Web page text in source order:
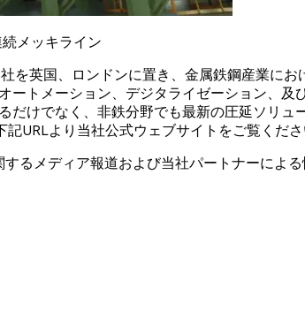
メッキライン
を英国、ロンドンに置き、金属鉄鋼産業に
トメーション、デジタライゼーション、
けでなく、非鉄分野でも最新の圧延ソリ
URLより当社公式ウェブサイトをご覧くださ
るメディア報道および当社パートナーによ